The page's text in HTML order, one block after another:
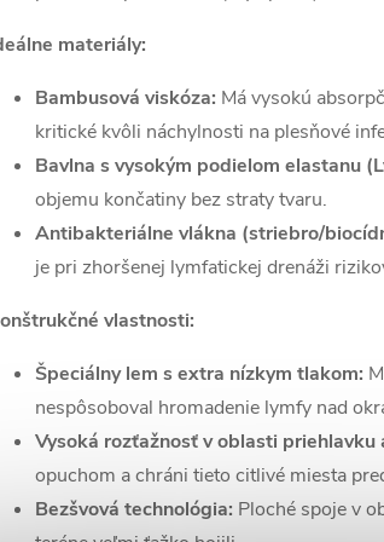
materiály:
Bambusová viskóza: Má vysokú
kritické kvôli náchylnosti na plesňové
Bavlna s vysokým podielom elastanu
objemu končatiny bez straty tvaru.
Antibakteriálne vlákna (striebro/
je pri zhoršenej lymfatickej drenáži
vlastnosti:
Špeciálny lem s extra nízkym tlakom:
nespôsoboval hromadenie lymfy nad
Vysoká rozťažnosť v oblasti priehlavku
opuchom a chráni tieto citlivé miesta
Bezšvová technológia: Ploché spoje v